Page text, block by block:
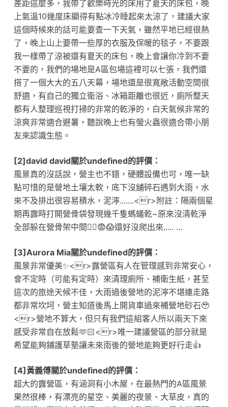
差距這麼多，我帶了歡樂時光的床用了夏天的床包，晚
上氣溫10幾度床顯得有點冰冷睡起來太涼了，建議大家
這個時候來的話可能要查一下天氣，雖然平地已經很熱
了，晚上山上要帶一些厚的衣服及保暖的毯子，不要跟
我一樣帶了涼被還有夏天的床包，晚上會讓你冷到不要
不要的，我們的場地是A區包場這裡可以七張，我們還
搭了一個大大的五八天幕，場地還是很寬敞活動空間很
舒適，有自己的獨立衛浴、冰箱距離也很近，廁所整天
都有人整理巡視打掃的非常的乾淨的，白天氣候非常的
涼爽非常適合避暑，聽說晚上也有螢火蟲很適合帶小朋
友來認識生態。
[2]david david關於undefined的評價：
風景真的沒話說，營主也不錯，硬體設備也可，唯一缺
點可惜的是營地土壤太軟，底下沒舖碎石遇到大雨，水
來不及排出很容易積水，泥濘.......<r>附註：隔兩個星
期再露時打開營骨袋發現幾千隻螞蟻乾~原來沒清乾淨
全部躲在營骨架中間😵‍💫😨😱還好沒爬出來..... …
[3]Aurora Mia關於undefined的評價：
風景非常優美✨<r>露營區有人在管理感到非常安心，
會不定時（可能有定時）來清理廁所、補衛生紙，甚至
這次的旅途天候不佳，大雨過後營地的泥濘不堪連走路
都非常坎坷，營主知道後馬上開貨車過來補營地砂石🥹
<r>營地不算大，但只有我們這組客人所以兩天下來
感受非常自在放鬆🫶🏻<r>唯一建議營區的部分就是
希望能夠鋪護草墊讓未來雨後的營地能夠更好行走👍
[4]黃義傅關於undefined的評價：
超大的露營區，有涵洞有小木屋，在最熱門的A區風景
果然很棒，有漂亮的星空、美麗的夜景、大草皮，真的